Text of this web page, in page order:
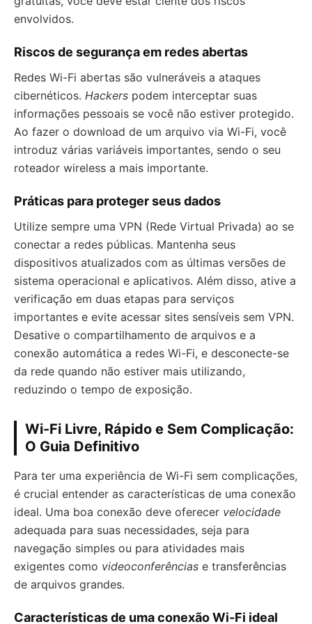
envolvidos.
Riscos de segurança em redes abertas
Redes Wi-Fi abertas são vulneráveis a ataques
cibernéticos. Hackers podem interceptar suas
informações pessoais se você não estiver protegido.
Ao fazer o download de um arquivo via Wi-Fi, você
introduz várias variáveis importantes, sendo o seu
roteador wireless a mais importante.
Práticas para proteger seus dados
Utilize sempre uma VPN (Rede Virtual Privada) ao se
conectar a redes públicas. Mantenha seus
dispositivos atualizados com as últimas versões de
sistema operacional e aplicativos. Além disso, ative a
verificação em duas etapas para serviços
importantes e evite acessar sites sensíveis sem VPN.
Desative o compartilhamento de arquivos e a
conexão automática a redes Wi-Fi, e desconecte-se
da rede quando não estiver mais utilizando,
reduzindo o tempo de exposição.
Wi-Fi Livre, Rápido e Sem Complicação:
O Guia Definitivo
Para ter uma experiência de Wi-Fi sem complicações,
é crucial entender as características de uma conexão
ideal. Uma boa conexão deve oferecer velocidade
adequada para suas necessidades, seja para
navegação simples ou para atividades mais
exigentes como videoconferências e transferências
de arquivos grandes.
Características de uma conexão Wi-Fi ideal